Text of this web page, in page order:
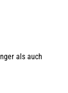
als auch